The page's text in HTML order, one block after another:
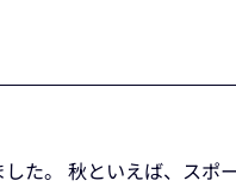
た。 秋といえば、ス